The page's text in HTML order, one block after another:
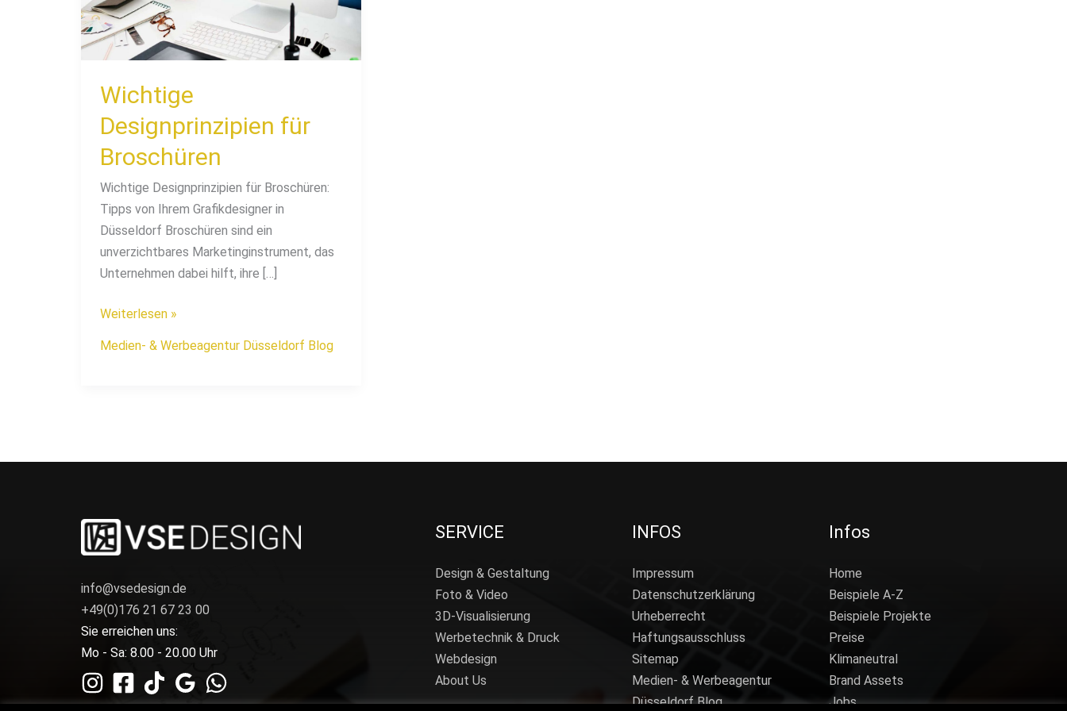
Wichtige
Designprinzipien für
Broschüren
Wichtige Designprinzipien für Broschüren:
Tipps von Ihrem Grafikdesigner in
Düsseldorf Broschüren sind ein
unverzichtbares Marketinginstrument, das
Unternehmen dabei hilft, ihre […]
Weiterlesen »
Medien- & Werbeagentur Düsseldorf Blog
info@vsedesign.de
+49(0)176 21 67 23 00
Sie erreichen uns:
Mo - Sa: 8.00 - 20.00 Uhr
SERVICE
Design & Gestaltung
Foto & Video
3D-Visualisierung
Werbetechnik & Druck
Webdesign
About Us
INFOS
Impressum
Datenschutzerklärung
Urheberrecht
Haftungsausschluss
Sitemap
Medien- & Werbeagentur
Düsseldorf Blog
Infos
Home
Beispiele A-Z
Beispiele Projekte
Preise
Klimaneutral
Brand Assets
Jobs